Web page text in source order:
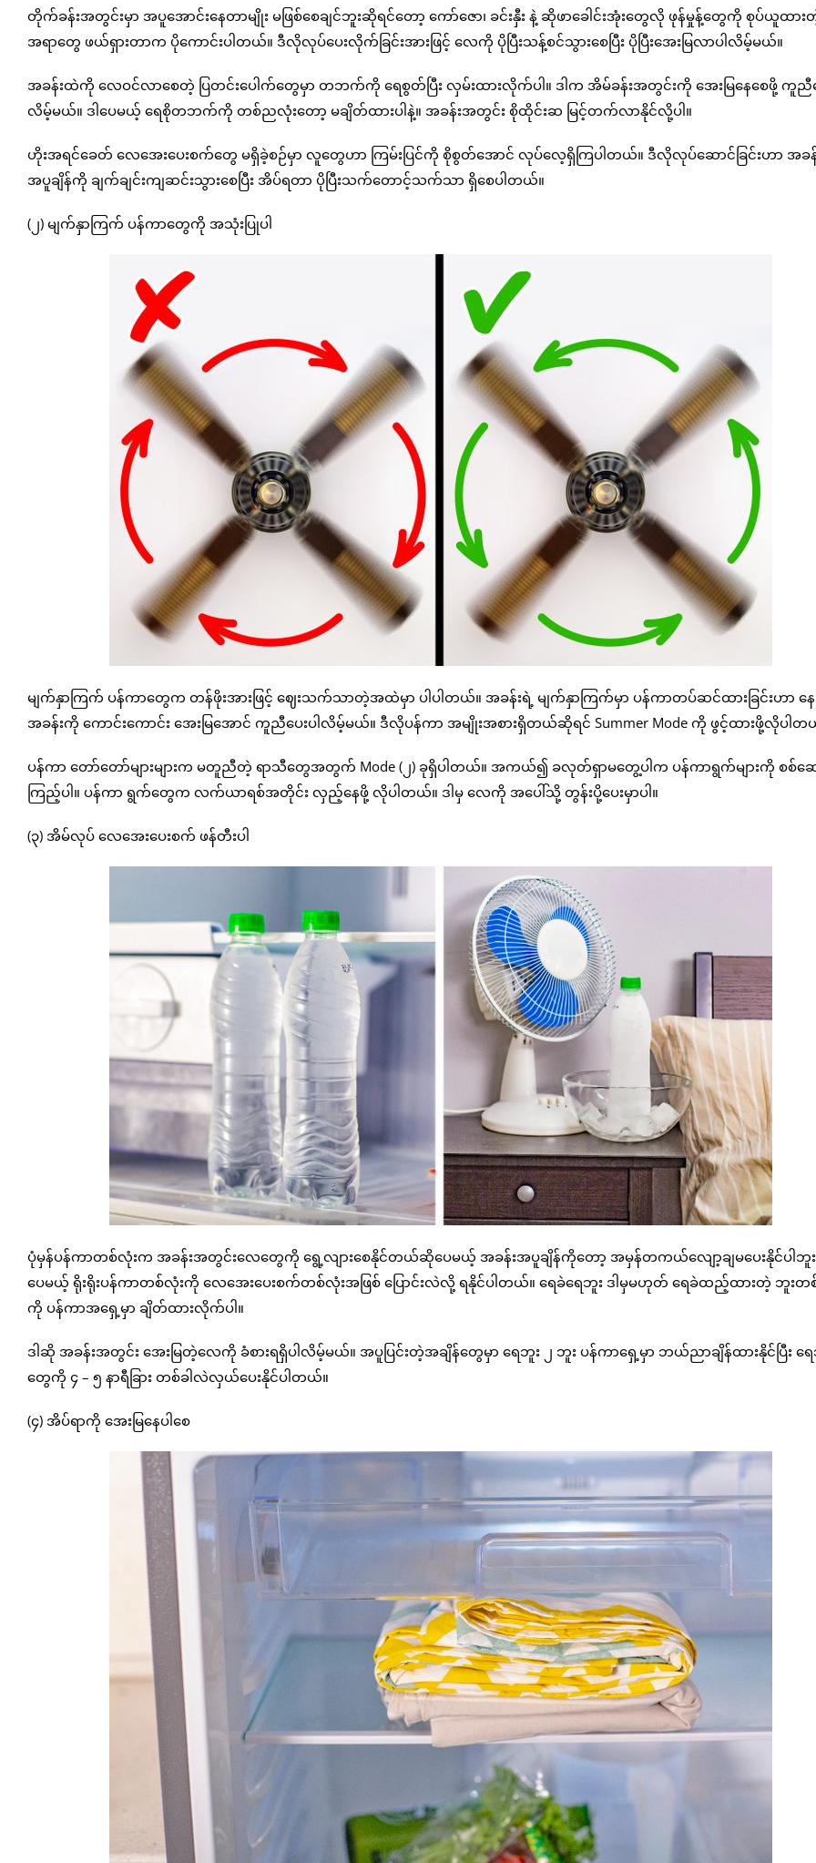
တိုက်ခန်းအတွင်းမှာ အပူအောင်းနေတာမျိုး မဖြစ်စေချင်ဘူးဆိုရင်တော့ ကော်ဇော၊ ခင်းနှီး နဲ့ ဆိုဖာခေါင်းအုံးတွေလို ဖုန်မှုန့်တွေကို စုပ်ယူထား
အရာတွေ ဖယ်ရှားတာက ပိုကောင်းပါတယ်။ ဒီလိုလုပ်ပေးလိုက်ခြင်းအားဖြင့် လေကို ပိုပြီးသန့်စင်သွားစေပြီး ပိုပြီးအေးမြလာပါလိမ့်မယ်။
အခန်းထဲကို လေဝင်လာစေတဲ့ ပြတင်းပေါက်တွေမှာ တဘက်ကို ရေစွတ်ပြီး လှမ်းထားလိုက်ပါ။ ဒါက အိမ်ခန်းအတွင်းကို အေးမြနေစေဖို့ ကူညီပ
လိမ့်မယ်။ ဒါပေမယ့် ရေစိုတဘက်ကို တစ်ညလုံးတော့ မချိတ်ထားပါနဲ့။ အခန်းအတွင်း စိုထိုင်းဆ မြင့်တက်လာနိုင်လို့ပါ။
ဟိုးအရင်ခေတ် လေအေးပေးစက်တွေ မရှိခဲ့စဉ်မှာ လူတွေဟာ ကြမ်းပြင်ကို စိုစွတ်အောင် လုပ်လေ့ရှိကြပါတယ်။ ဒီလိုလုပ်ဆောင်ခြင်းဟာ အခ
အပူချိန်ကို ချက်ချင်းကျဆင်းသွားစေပြီး အိပ်ရတာ ပိုပြီးသက်တောင့်သက်သာ ရှိစေပါတယ်။
(၂) မျက်နှာကြက် ပန်ကာတွေကို အသုံးပြုပါ
မျက်နှာကြက် ပန်ကာတွေက တန်ဖိုးအားဖြင့် ဈေးသက်သာတဲ့အထဲမှာ ပါပါတယ်။ အခန်းရဲ့ မျက်နှာကြက်မှာ ပန်ကာတပ်ဆင်ထားခြင်းဟာ န
အခန်းကို‌ ကောင်းကောင်း အေးမြအောင် ကူညီပေးပါလိမ့်မယ်။ ဒီလိုပန်ကာ အမျိုးအစားရှိတယ်ဆိုရင် Summer Mode ကို ဖွင့်ထားဖို့လိုပါတ
ပန်ကာ တော်တော်များများက မတူညီတဲ့ ရာသီတွေအတွက် Mode (၂) ခုရှိပါတယ်။ အကယ်၍ ခလုတ်ရှာမတွေ့ပါက ပန်ကာရွက်များကို စစ်ဆ
ကြည့်ပါ။ ပန်ကာ ရွက်တွေက လက်ယာရစ်အတိုင်း လှည့်နေဖို့ လိုပါတယ်။ ဒါမှ လေကို အပေါ်သို့ တွန်းပို့ပေးမှာပါ။
(၃) အိမ်လုပ် လေအေးပေးစက် ဖန်တီးပါ
ပုံမှန်ပန်ကာတစ်လုံးက အခန်းအတွင်းလေတွေကို ရွေ့လျားစေနိုင်တယ်ဆိုပေမယ့် အခန်းအပူချိန်ကိုတော့ အမှန်တကယ်လျော့ချမပေးနိုင်ပါဘူး
ပေမယ့် ရိုးရိုးပန်ကာတစ်လုံးကို လေအေးပေးစက်တစ်လုံးအဖြစ် ပြောင်းလဲလို့ ရနိုင်ပါတယ်။ ရေခဲရေဘူး ဒါမှမဟုတ် ရေခဲထည့်ထားတဲ့ ဘူးတ
ကို ပန်ကာအရှေ့မှာ ချိတ်ထားလိုက်ပါ။
ဒါဆို အခန်းအတွင်း အေးမြတဲ့လေကို ခံစားရရှိပါလိမ့်မယ်။ အပူပြင်းတဲ့အချိန်တွေမှာ ရေဘူး ၂ ဘူး ပန်ကာရှေ့မှာ ဘယ်ညာချိန်ထားနိုင်ပြီး ရ
တွေကို ၄ – ၅ နာရီခြား တစ်ခါလဲလှယ်ပေးနိုင်ပါတယ်။
(၄) အိပ်ရာကို အေးမြနေပါစေ